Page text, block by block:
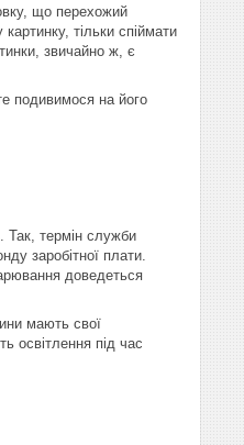
що перехожий
тільки спіймати
звичайно ж, є
подивимося на його
Так, термін служби
заробітної плати.
доведеться
мають свої
освітлення під час